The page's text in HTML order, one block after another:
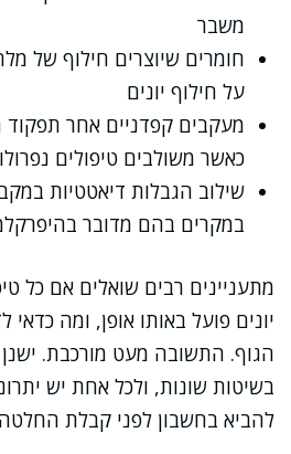
משבר
חומרים שיוצרים חילוף של
על חילוף יונים
מעקבים קפדניים אחר תפקוד
כאשר משולבים טיפולים
שילוב הגבלות דיאטטיות
במקרים בהם מדובר
מתעניינים רבים שואלים אם כל
יונים פועל באותו אופן, ומה
הגוף. התשובה מעט מורכבת.
בשיטות שונות, ולכל אחת יש
להביא בחשבון לפני קבלת החלטה